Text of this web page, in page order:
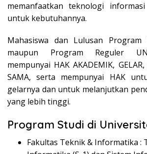
memanfaatkan teknologi
untuk kebutuhannya.
Mahasiswa dan Lulusan Program
maupun Program Reguler
mempunyai HAK AKADEMIK,
SAMA, serta mempunyai HAK
gelarnya dan untuk melanjutkan
yang lebih tinggi.
Program Studi di
Fakultas Teknik & Informatika :